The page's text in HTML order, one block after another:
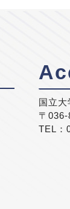
国立
〒
TEL：